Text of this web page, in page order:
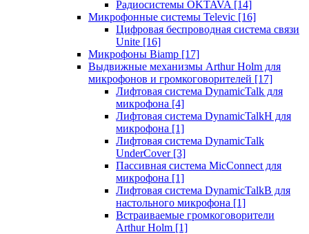
Радиосистемы OKTAVA [14]
Микрофонные системы Televic [16]
Цифровая беспроводная система связи
Unite [16]
Микрофоны Biamp [17]
Выдвижные механизмы Arthur Holm для
микрофонов и громкоговорителей [17]
Лифтовая система DynamicTalk для
микрофона [4]
Лифтовая система DynamicTalkH для
микрофона [1]
Лифтовая система DynamicTalk
UnderCover [3]
Пассивная система MicConnect для
микрофона [1]
Лифтовая система DynamicTalkB для
настольного микрофона [1]
Встраиваемые громкоговорители
Arthur Holm [1]